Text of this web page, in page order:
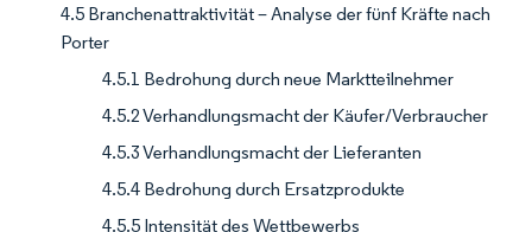
4.5 Branchenattraktivität – Analyse der fünf Kräfte nach
Porter
4.5.1 Bedrohung durch neue Marktteilnehmer
4.5.2 Verhandlungsmacht der Käufer/Verbraucher
4.5.3 Verhandlungsmacht der Lieferanten
4.5.4 Bedrohung durch Ersatzprodukte
4.5.5 Intensität des Wettbewerbs